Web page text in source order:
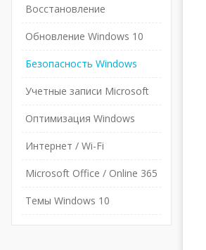
Восстановление
Обновление Windows 10
Безопасность Windows
Учетные записи Microsoft
Оптимизация Windows
Интернет / Wi-Fi
Microsoft Office / Online 365
Темы Windows 10